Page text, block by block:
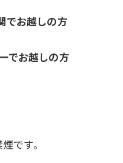
でお越しの方
でお越しの方
です。